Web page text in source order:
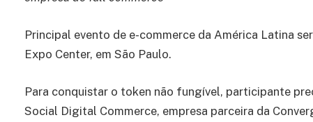
Principal evento de e-commerce da América Latina
Expo Center, em São Paulo.
Para conquistar o token não fungível, participante
Social Digital Commerce, empresa parceira da